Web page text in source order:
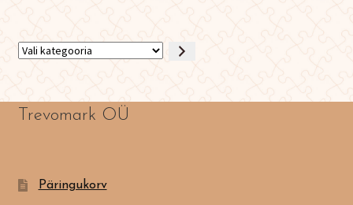
Vali
kategooria
Trevomark OÜ
Päringukorv